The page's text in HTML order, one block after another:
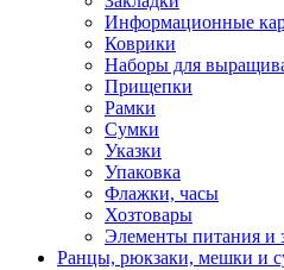
Информационные
Коврики
Наборы для
Прищепки
Рамки
Сумки
Указки
Упаковка
Флажки, часы
Хозтовары
Элементы питания и
Ранцы, рюкзаки, мешки и